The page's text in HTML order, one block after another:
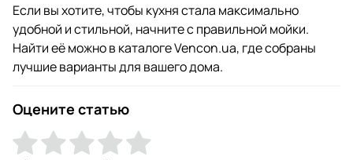
Если вы хотите, чтобы кухня стала максимально
удобной и стильной, начните с правильной мойки.
Найти её можно в каталоге Vencon.ua, где собраны
лучшие варианты для вашего дома.
Оцените статью